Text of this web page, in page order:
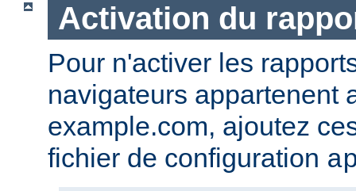
Activation du
Pour n'activer les
navigateurs appartenent
example.com, ajoutez
fichier de configuration